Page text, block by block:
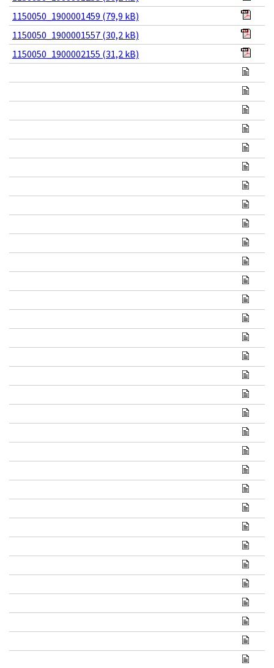
1150050_1900001459 (79,9 kB)
1150050_1900001557 (30,2 kB)
1150050_1900002155 (31,2 kB)